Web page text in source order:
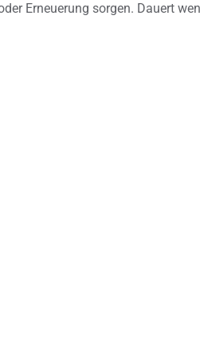
Erneuerung sorgen. Dauert